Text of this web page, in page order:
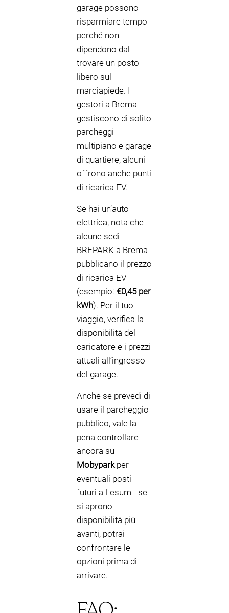
garage possono
risparmiare tempo
perché non
dipendono dal
trovare un posto
libero sul
marciapiede. I
gestori a Brema
gestiscono di solito
parcheggi
multipiano e garage
di quartiere, alcuni
offrono anche punti
di ricarica EV.
Se hai un’auto
elettrica, nota che
alcune sedi
BREPARK a Brema
pubblicano il prezzo
di ricarica EV
(esempio: €0,45 per
kWh). Per il tuo
viaggio, verifica la
disponibilità del
caricatore e i prezzi
attuali all’ingresso
del garage.
Anche se prevedi di
usare il parcheggio
pubblico, vale la
pena controllare
ancora su
Mobyparkper
eventuali posti
futuri a Lesum—se
si aprono
disponibilità più
avanti, potrai
confrontare le
opzioni prima di
arrivare.